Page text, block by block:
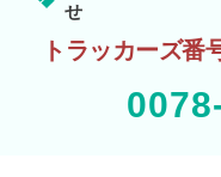
せ
トラッカーズ番